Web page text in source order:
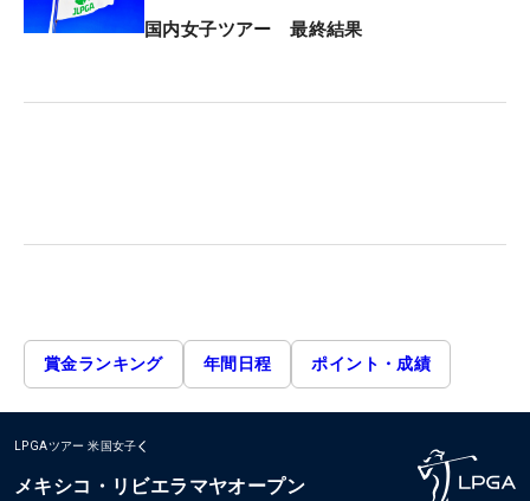
国内女子ツアー 最終結果
賞金ランキング 年間日程 ポイント・成績
LPGAツアー 米国女子
メキシコ・リビエラマヤオープン